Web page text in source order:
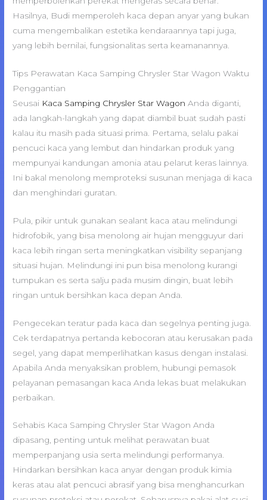
Hasilnya, Budi memperoleh kaca depan anyar yang bukan
cuma mengembalikan estetika kendaraannya tapi juga,
yang lebih bernilai, fungsionalitas serta keamanannya.
Tips Perawatan Kaca Samping Chrysler Star Wagon Waktu
Penggantian
Seusai Kaca Samping Chrysler Star Wagon Anda diganti,
ada langkah-langkah yang dapat diambil buat sudah pasti
kalau itu masih pada situasi prima. Pertama, selalu pakai
pencuci kaca yang lembut dan hindarkan produk yang
mempunyai kandungan amonia atau pelarut keras lainnya.
Ini bakal menolong memproteksi susunan menjaga di kaca
dan menghindari guratan.
Pula, pikir untuk gunakan sealant kaca atau melindungi
hidrofobik, yang bisa menolong air hujan mengguyur dari
kaca lebih ringan serta meningkatkan visibility sepanjang
situasi hujan. Melindungi ini pun bisa menolong kurangi
tumpukan es serta salju pada musim dingin, buat lebih
ringan untuk bersihkan kaca depan Anda.
Pengecekan teratur pada kaca dan segelnya penting juga.
Cek terdapatnya pertanda kebocoran atau kerusakan pada
segel, yang dapat memperlihatkan kasus dengan instalasi.
Apabila Anda menyaksikan problem, hubungi pemasok
pelayanan pemasangan kaca Anda lekas buat melakukan
perbaikan.
Sehabis Kaca Samping Chrysler Star Wagon Anda
dipasang, penting untuk melihat perawatan buat
memperpanjang usia serta melindungi performanya.
Hindarkan bersihkan kaca anyar dengan produk kimia
keras atau alat pencuci abrasif yang bisa menghancurkan